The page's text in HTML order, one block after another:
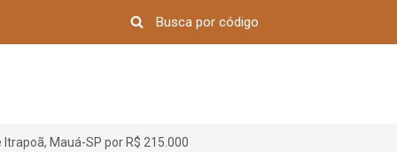
Mauá-SP por R$ 215.000